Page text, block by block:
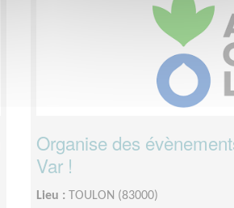
Organise des
Var !
Lieu :
TOULON (83000)